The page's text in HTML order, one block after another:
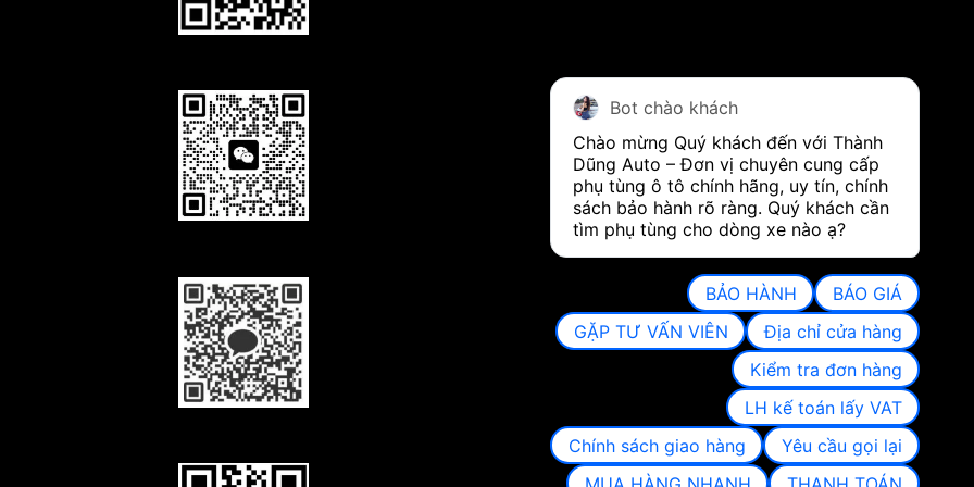
Bot chào khách
Chào mừng Quý khách đến với Thành
Dũng Auto – Đơn vị chuyên cung cấp
phụ tùng ô tô chính hãng, uy tín, chính
sách bảo hành rõ ràng. Quý khách cần
tìm phụ tùng cho dòng xe nào ạ?
BẢO HÀNH
BÁO GIÁ
GẶP TƯ VẤN VIÊN
Địa chỉ cửa hàng
Kiểm tra đơn hàng
LH kế toán lấy VAT
Chính sách giao hàng
Yêu cầu gọi lại